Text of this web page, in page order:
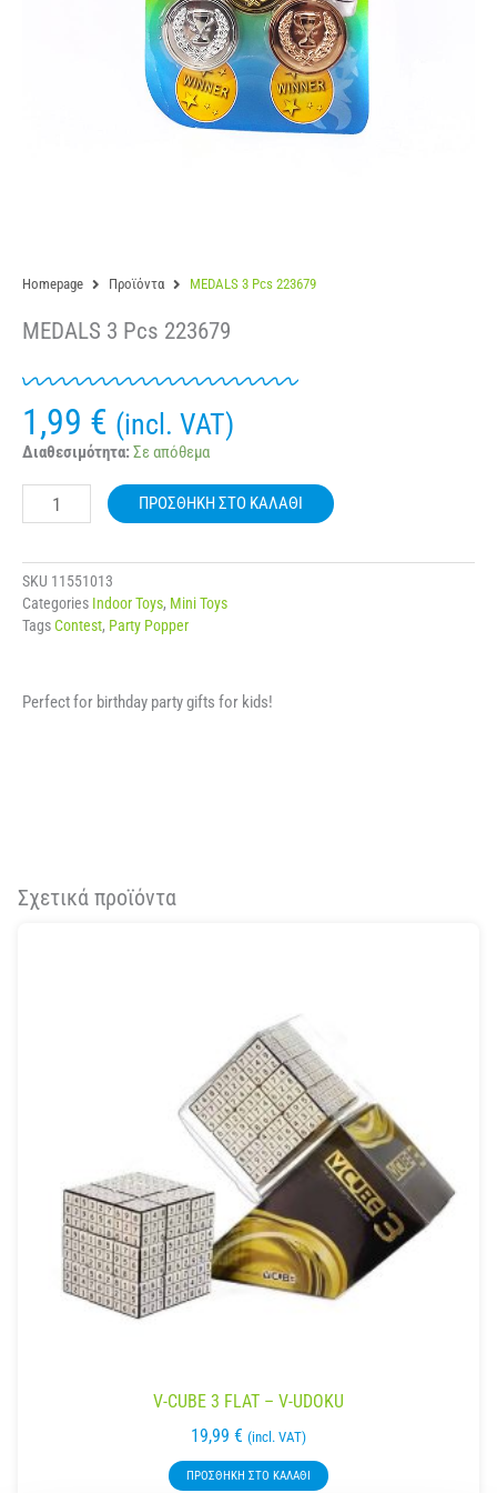
Homepage Προϊόντα MEDALS 3 Pcs 223679
MEDALS 3 Pcs 223679
1,99 € (incl. VAT)
Διαθεσιμότητα:Σε απόθεμα
MEDALS
Pcs
223679
ΠΡΟΣΘΉΚΗ ΣΤΟ ΚΑΛΆΘΙ
SKU 11551013
Categories Indoor Toys, Mini Toys
TagsContest, Party Popper
Perfect for birthday party gifts for kids!
Σχετικά προϊόντα
V-CUBE 3 FLAT – V-UDOKU
19,99 € (incl. VAT)
ΠΡΟΣΘΉΚΗ ΣΤΟ ΚΑΛΆΘΙ